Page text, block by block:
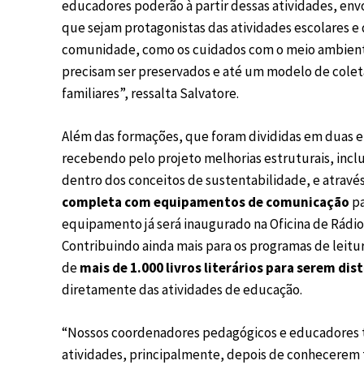
educadores poderão à partir dessas atividades,
que sejam protagonistas das atividades escolares
comunidade, como os cuidados com o meio
precisam ser preservados e até um modelo de
familiares”, ressalta Salvatore.
Além das formações, que foram divididas em duas
recebendo pelo projeto melhorias estruturais,
dentro dos conceitos de sustentabilidade, e
completa com equipamentos de comunicação
equipamento já será inaugurado na Oficina de
Contribuindo ainda mais para os programas de
demais de 1.000 livros literários para serem
diretamente das atividades de educação.
“Nossos coordenadores pedagógicos e
atividades, principalmente, depois de